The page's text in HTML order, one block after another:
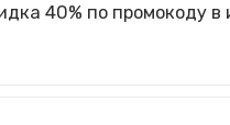
40% по промокоду